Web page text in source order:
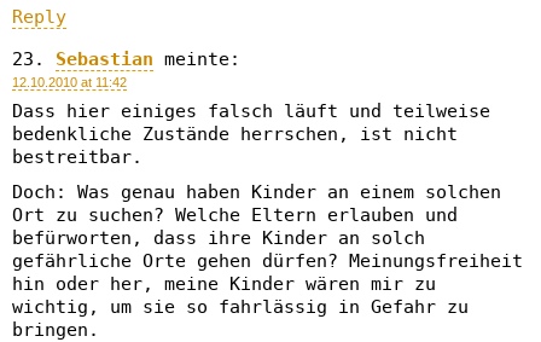
Reply
Sebastian meinte:
12.10.2010 at 11:42
Dass hier einiges falsch läuft und teilweise
bedenkliche Zustände herrschen, ist nicht
bestreitbar.
Doch: Was genau haben Kinder an einem solchen
Ort zu suchen? Welche Eltern erlauben und
befürworten, dass ihre Kinder an solch
gefährliche Orte gehen dürfen? Meinungsfreiheit
hin oder her, meine Kinder wären mir zu
wichtig, um sie so fahrlässig in Gefahr zu
bringen.